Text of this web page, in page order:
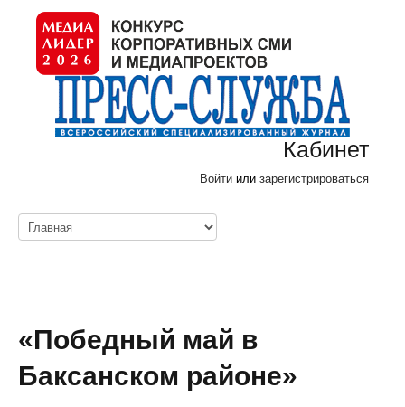
Кабинет
Войти или зарегистрироваться
«Победный май в
Баксанском районе»